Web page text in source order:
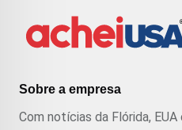
Sobre a empresa
Com notícias da Flórida,